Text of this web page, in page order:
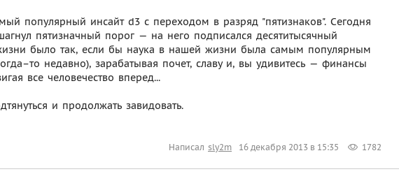
популярный инсайт d3 c переходом в разряд "пятизнаков". Сегодня
пятизначный порог — на него подписался десятитысячный
было так, если бы наука в нашей жизни была самым популярным
недавно), зарабатывая почет, славу и, вы удивитесь — финансы
все человечество вперед...
и продолжать завидовать.
Написал sly2m 16 декабря 2013 в 15:35 1782